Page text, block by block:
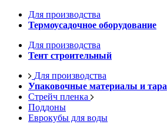
Для производства
Термоусадочное оборудование
Для производства
Тент строительный
Для производства
Упаковочные материалы и тара
Стрейч пленка
Поддоны
Еврокубы для воды